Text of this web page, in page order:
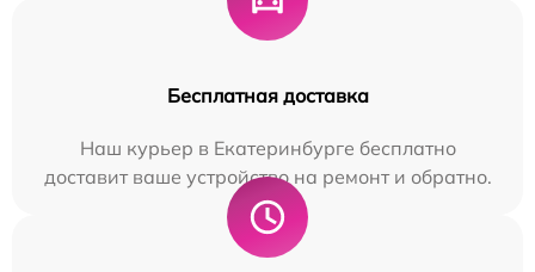
Бесплатная доставка
Наш курьер в Екатеринбурге бесплатно
доставит ваше устройство на ремонт и обратно.